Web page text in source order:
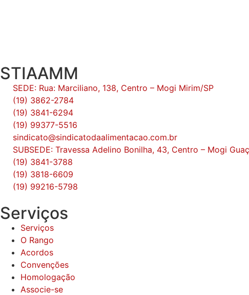
STIAAMM
SEDE: Rua: Marciliano, 138, Centro – Mogi Mirim/SP
(19) 3862-2784
(19) 3841-6294
(19) 99377-5516
sindicato@sindicatodaalimentacao.com.br
SUBSEDE: Travessa Adelino Bonilha, 43, Centro – Mogi
(19) 3841-3788
(19) 3818-6609
(19) 99216-5798
Serviços
Serviços
O Rango
Acordos
Convenções
Homologação
Associe-se